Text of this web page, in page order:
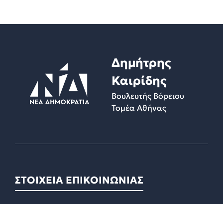
Δημήτρης
Καιρίδης
Βουλευτής Βόρειου
Τομέα Αθήνας
ΣΤΟΙΧΕΙΑ ΕΠΙΚΟΙΝΩΝΙΑΣ